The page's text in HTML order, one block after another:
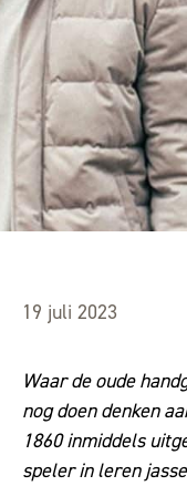
19 juli 2023
Waar de oude
nog doen denken
1860 inmiddels
speler in leren